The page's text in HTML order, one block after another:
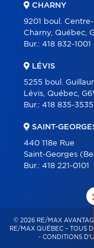
CHARNY
9201 boul.
Charny, Québec,
Bur.: 418 832-1001
LÉVIS
5255 boul.
Lévis, Québec,
Bur.: 418 835-3535
SAINT-
440 118e Rue
Saint-Georges
Bur.: 418 221-0101
© 2026 RE/MAX
RE/MAX QUÉBEC – TOUS
- CONDITIONS